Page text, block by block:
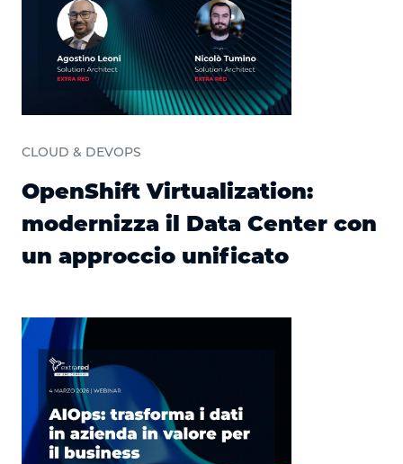
CLOUD & DEVOPS
OpenShift Virtualization:
modernizza il Data Center con
un approccio unificato